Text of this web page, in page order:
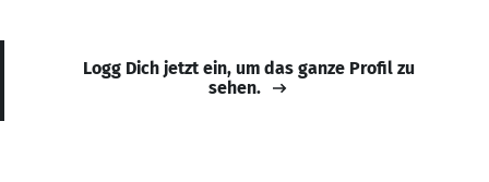
Logg Dich jetzt ein, um das ganze Profil zu
sehen.